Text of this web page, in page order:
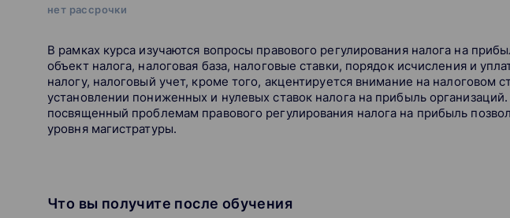
нет рассрочки
В рамках курса изучаются вопросы правового регулирования налога на
объект налога, налоговая база, налоговые ставки, порядок исчисления и
налогу, налоговый учет, кроме того, акцентируется внимание на налоговом
установлении пониженных и нулевых ставок налога на прибыль
посвященный проблемам правового регулирования налога на прибыль
уровня магистратуры.
Что вы получите после обучения